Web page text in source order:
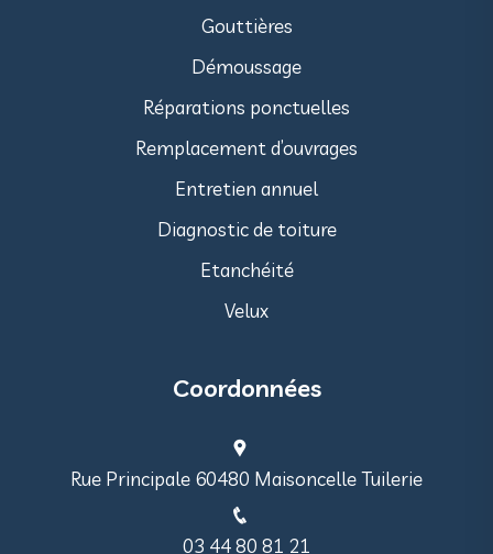
Gouttières
Démoussage
Réparations ponctuelles
Remplacement d’ouvrages
Entretien annuel
Diagnostic de toiture
Etanchéité
Velux
Coordonnées
Rue Principale 60480 Maisoncelle Tuilerie
03 44 80 81 21